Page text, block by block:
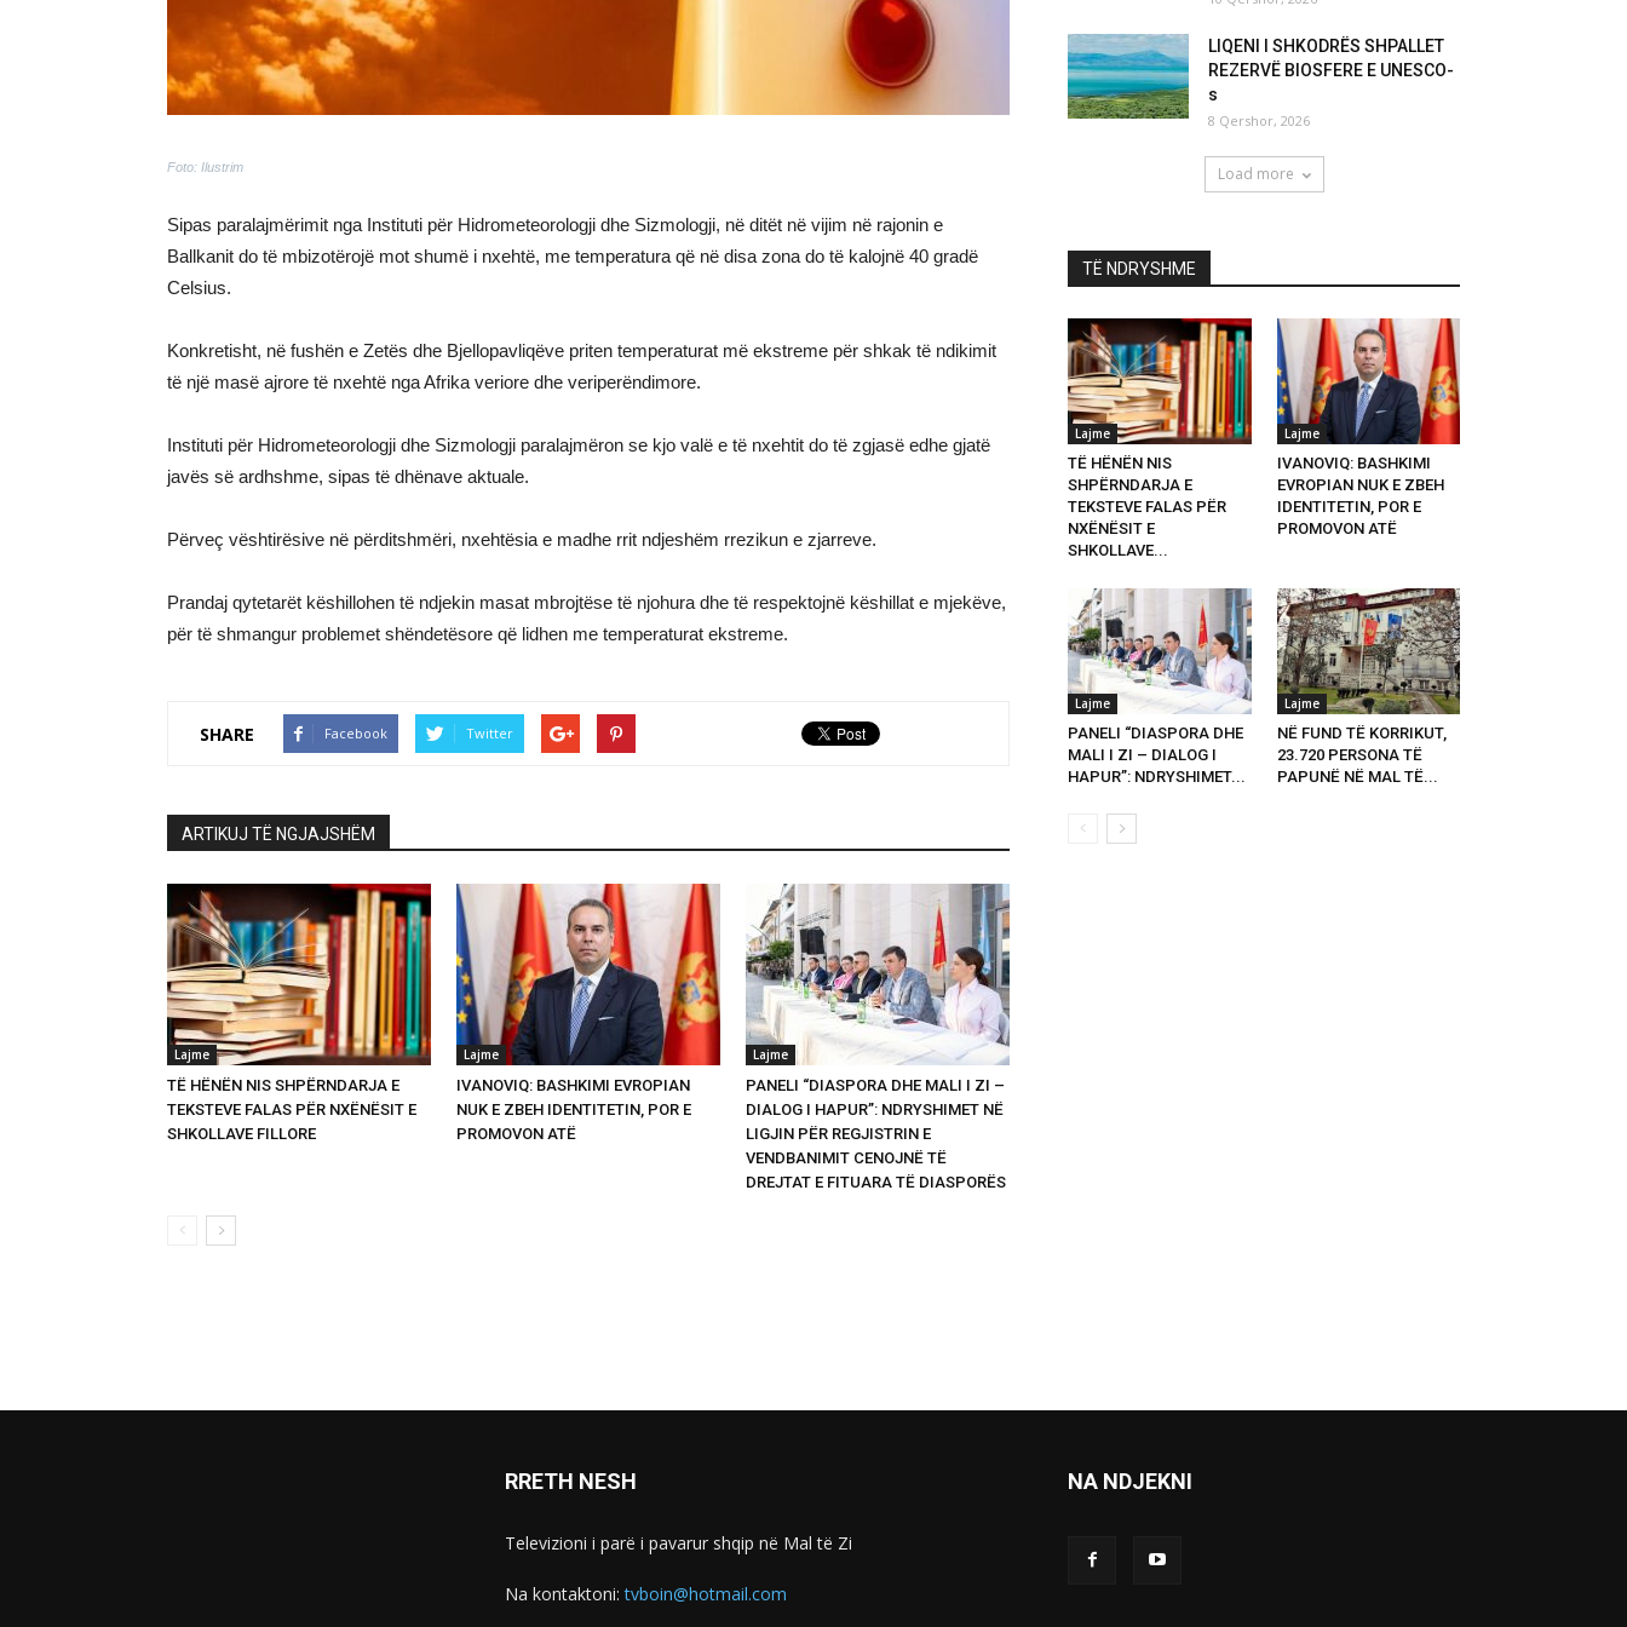
Foto: Ilustrim
Sipas paralajmërimit nga Instituti për Hidrometeorologji dhe Sizmologji, në ditët në vijim në rajonin e
Ballkanit do të mbizotërojë mot shumë i nxehtë, me temperatura që në disa zona do të kalojnë 40 gradë
Celsius.
Konkretisht, në fushën e Zetës dhe Bjellopavliqëve priten temperaturat më ekstreme për shkak të ndikimit
të një masë ajrore të nxehtë nga Afrika veriore dhe veriperëndimore.
Instituti për Hidrometeorologji dhe Sizmologji paralajmëron se kjo valë e të nxehtit do të zgjasë edhe gjatë
javës së ardhshme, sipas të dhënave aktuale.
Përveç vështirësive në përditshmëri, nxehtësia e madhe rrit ndjeshëm rrezikun e zjarreve.
Prandaj qytetarët këshillohen të ndjekin masat mbrojtëse të njohura dhe të respektojnë këshillat e mjekëve,
për të shmangur problemet shëndetësore që lidhen me temperaturat ekstreme.
SHARE Facebook Twitter
ARTIKUJ TË NGJAJSHËM
Lajme
TË HËNËN NIS SHPËRNDARJA E
TEKSTEVE FALAS PËR NXËNËSIT E
SHKOLLAVE FILLORE
Lajme
IVANOVIQ: BASHKIMI EVROPIAN
NUK E ZBEH IDENTITETIN, POR E
PROMOVON ATË
Lajme
PANELI “DIASPORA DHE MALI I ZI –
DIALOG I HAPUR”: NDRYSHIMET NË
LIGJIN PËR REGJISTRIN E
VENDBANIMIT CENOJNË TË
DREJTAT E FITUARA TË DIASPORËS
LIQENI I SHKODRËS SHPALLET
REZERVË BIOSFERE E UNESCO-
s
8 Qershor, 2026
Load more
TË NDRYSHME
Lajme
TË HËNËN NIS
SHPËRNDARJA E
TEKSTEVE FALAS PËR
NXËNËSIT E
SHKOLLAVE...
Lajme
IVANOVIQ: BASHKIMI
EVROPIAN NUK E ZBEH
IDENTITETIN, POR E
PROMOVON ATË
Lajme
PANELI “DIASPORA DHE
MALI I ZI – DIALOG I
HAPUR”: NDRYSHIMET...
Lajme
NË FUND TË KORRIKUT,
23.720 PERSONA TË
PAPUNË NË MAL TË...
RRETH NESH
Televizioni i parë i pavarur shqip në Mal të Zi
Na kontaktoni:tvboin@hotmail.com
NA NDJEKNI